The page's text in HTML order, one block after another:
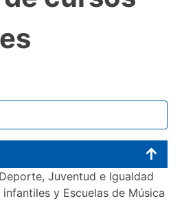
Juventud e Igualdad
infantiles y Escuelas de Música